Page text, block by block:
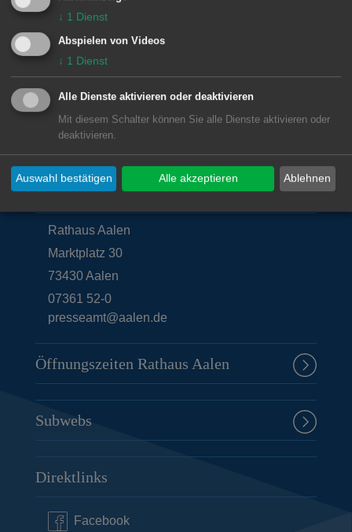
zwischen 16.30 Uhr und 18.30 Uhr
erschwert möglich bzw. gesperrt ist.
© Stadt Aalen, 04.02.2015
Unsere Anschrift
Rathaus Aalen
Marktplatz 30
73430Aalen
07361 52-0
presseamt@aalen.de
Öffnungszeiten Rathaus Aalen
Subwebs
Direktlinks
Facebook
↓ 1 Dienst
Abspielen von Videos
↓ 1 Dienst
Alle Dienste aktivieren oder deaktivieren
Mit diesem Schalter können Sie alle Dienste aktivieren oder
deaktivieren.
Ablehnen
Auswahl bestätigen Alle akzeptieren